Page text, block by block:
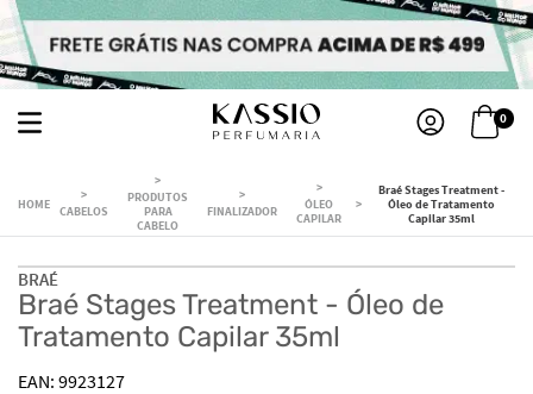
0
CABELOS
PRODUTOS
PARA
CABELO
FINALIZADOR
ÓLEO
CAPILAR
Braé Stages Treatment -
Óleo de Tratamento
Capilar 35ml
BRAÉ
Braé Stages Treatment - Óleo de
Tratamento Capilar 35ml
9923127